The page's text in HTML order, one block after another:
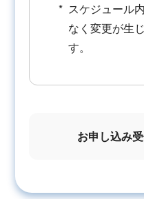
スケジュール
なく変更が生
す。
お申し込み